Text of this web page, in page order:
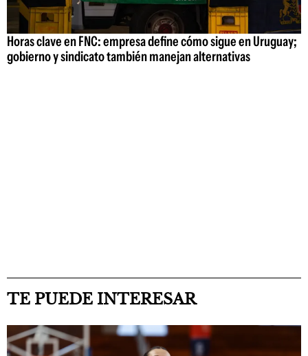
Horas clave en FNC: empresa define cómo sigue en Uruguay;
gobierno y sindicato también manejan alternativas
TE PUEDE INTERESAR